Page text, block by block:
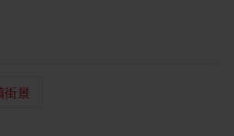
街景